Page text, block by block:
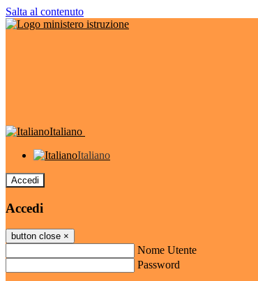
Salta al contenuto
Italiano
Italiano
Accedi
Accedi
button close ×
Nome Utente
Password